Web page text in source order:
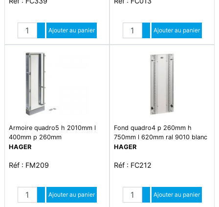
Quantité
Augmenter quantité
Diminuer quantité
Ajouter au panier Quantité
Augmenter quantité
Diminuer quantité
Ajouter au panier
Armoire quadro5 h 2010mm l
400mm p 260mm
HAGER
Réf : FM209
Quantité
Augmenter quantité
Diminuer quantité
Ajouter au panier
Fond quadro4 p 260mm h
750mm l 620mm ral 9010 blanc
paloma
HAGER
Réf : FC212
Quantité
Augmenter quantité
Diminuer quantité
Ajouter au panier